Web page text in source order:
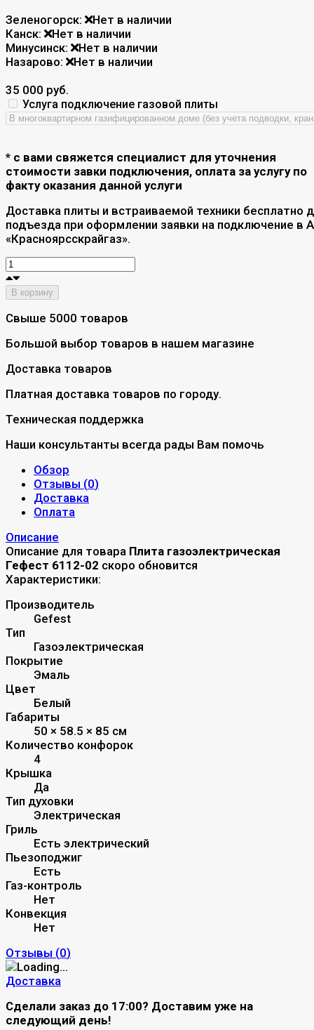
Зеленогорск:
Нет в наличии
Канск:
Нет в наличии
Минусинск:
Нет в наличии
Назарово:
Нет в наличии
35 000 руб.
Услуга подключение газовой плиты
* с вами свяжется специалист для уточнения
стоимости завки подключения, оплата за услугу по
факту оказания данной услуги
Доставка плиты и встраиваемой техники бесплатно
подъезда при оформлении заявки на подключение в
«Красноярсскрайгаз».
В корзину
Свыше 5000 товаров
Большой выбор товаров в нашем магазине
Доставка товаров
Платная доставка товаров по городу.
Техническая поддержка
Наши консультанты всегда рады Вам помочь
Обзор
Отзывы (0)
Доставка
Оплата
Описание
Описание для товара Плита газоэлектрическая
Гефест 6112-02 скоро обновится
Характеристики:
Производитель
Gefest
Тип
Газоэлектрическая
Покрытие
Эмаль
Цвет
Белый
Габариты
50 × 58.5 × 85 см
Количество конфорок
4
Крышка
Да
Тип духовки
Электрическая
Гриль
Есть электрический
Пьезоподжиг
Есть
Газ-контроль
Нет
Конвекция
Нет
Отзывы (0)
Доставка
Сделали заказ до 17:00? Доставим уже на
следующий день!